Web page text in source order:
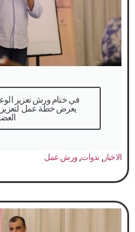
في ختام ورش تعزيز
يعرض خطة عمل لتعزيز
الاخبار, ندوات,ورش عمل